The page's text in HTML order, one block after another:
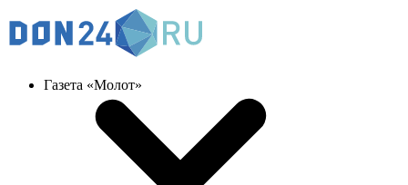
Газета «Молот»